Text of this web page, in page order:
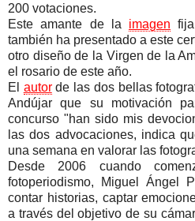
200 votaciones.
Este amante de la imagen
también ha presentado a este
otro diseño de la Virgen de la
el rosario de este año.
El autorde las dos bellas
Andújar que su motivación
concurso "han sido mis
las dos advocaciones, indica
una semana en valorar las
Desde 2006 cuando
fotoperiodismo, Miguel Ángel
contar historias, captar
a través del objetivo de su